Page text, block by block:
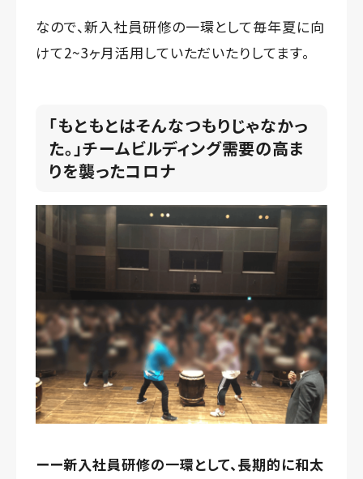
なので、新入社員研修の一環として毎年夏に向
けて2~3ヶ月活用していただいたりしてます。
「もともとはそんなつもりじゃなかっ
た。」チームビルディング需要の高ま
りを襲ったコロナ
ーー新入社員研修の一環として、長期的に和太